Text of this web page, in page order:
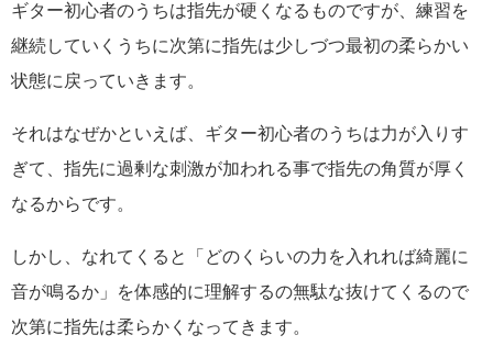
ギター初心者のうちは指先が硬くなるものですが、練習を
継続していくうちに次第に指先は少しづつ最初の柔らかい
状態に戻っていきます。
それはなぜかといえば、ギター初心者のうちは力が入りす
ぎて、指先に過剰な刺激が加われる事で指先の角質が厚く
なるからです。
しかし、なれてくると「どのくらいの力を入れれば綺麗に
音が鳴るか」を体感的に理解するの無駄な抜けてくるので
次第に指先は柔らかくなってきます。